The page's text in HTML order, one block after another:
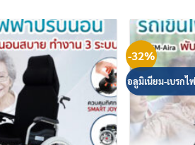
-32%
อลูมิเนียม-เบรกไ